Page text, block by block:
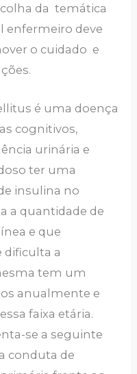
da temática
enfermeiro deve
o cuidado e
é uma doença
cognitivos,
urinária e
ter uma
insulina no
a quantidade de
e que
dificulta a
tem um
anualmente e
faixa etária.
se a seguinte
conduta de